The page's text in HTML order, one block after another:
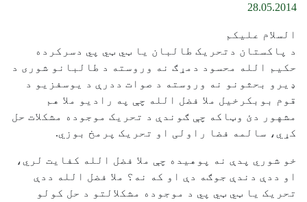
28.05.2014
السلام علیکم
د پاکستان دتحریک طالبان یا ټي ټي پي دسرکرده
حکیم الله محسود دمړګ نه وروسته د طالبانو شوری د
ډیرو بحثونو نه وروسته د صوات ددرې د یوسفزیو د
قوم بوبکرخیل ملا فضل الله چې په رادیو ملا هم
مشهور دئ وټاکه چې ګوندې د تحریک موجوده مشکلات حل
کړي، سالمه فضا راولی او تحریک پرمخ بوزي.
خو شوري پدې نه پوهیده چې ملا فضل الله کفایت لري،
او ددې دندې جوګه دې او که نه؟ ملا فضل الله ددې
تحریک یا ټي ټي پي د موجوده مشکلالتو د حل کولو